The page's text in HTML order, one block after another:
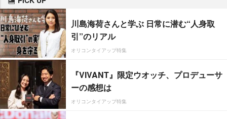
川島海荷さんと学ぶ 日常に潜む“人身取
引”のリアル
オリコンタイアップ特集
『VIVANT』限定ウオッチ、プロデューサ
ーの感想は
オリコンタイアップ特集